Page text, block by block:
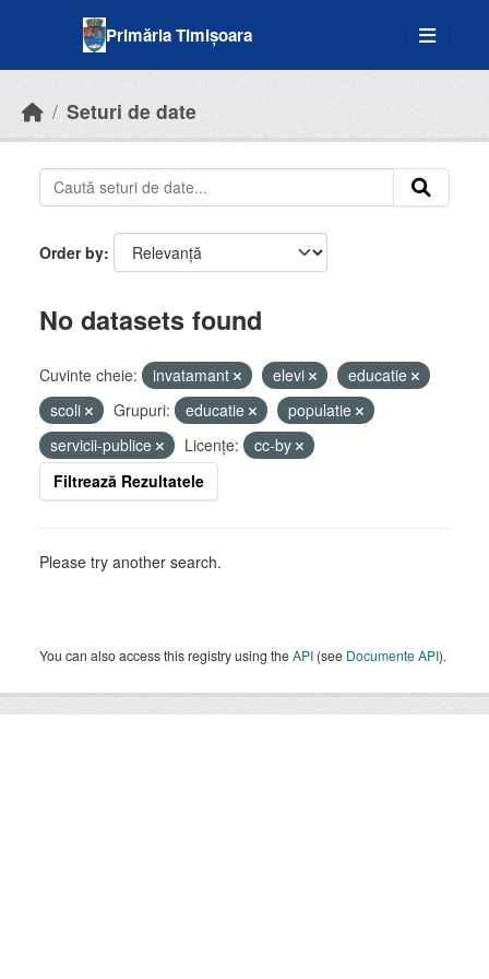
Primăria Timișoara
Seturi de date
Order by
No datasets found
Cuvinte cheie: invatamant elevi
educatie
scoli
Grupuri: educatie
populatie
servicii-publice
Licenţe:
cc-by
Filtrează Rezultatele
Please try another search.
You can also access this registry using theAPI (see Documente API).